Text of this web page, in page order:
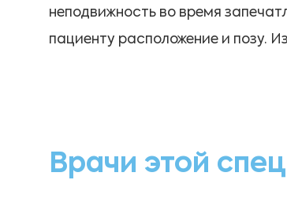
неподвижность во время
пациенту расположение и позу.
Врачи этой